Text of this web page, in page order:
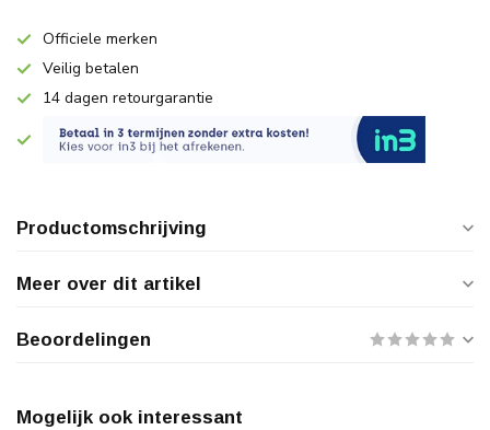
Officiele merken
Veilig betalen
14 dagen retourgarantie
Productomschrijving
Meer over dit artikel
Beoordelingen
Mogelijk ook interessant